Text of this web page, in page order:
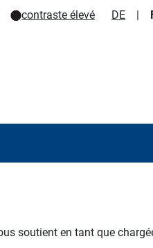
contraste élevé DE |
soutient en tant que